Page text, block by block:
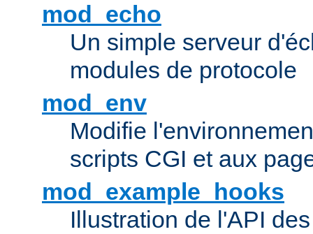
mod_echo
Un simple serveur
modules de protocole
mod_env
Modifie
scripts CGI et aux
mod_example_hooks
Illustration de l'API